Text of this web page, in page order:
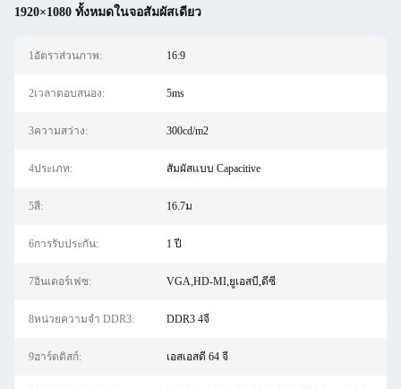
1920×1080 ทั้งหมดในจอสัมผัสเดียว
1อัตราส่วนภาพ: 16:9
2เวลาตอบสนอง: 5ms
3ความสว่าง: 300cd/m2
4ประเภท: สัมผัสแบบ Capacitive
5สี: 16.7ม
6การรับประกัน: 1 ปี
7อินเตอร์เฟซ: VGA,HD-MI,ยูเอสบี,ดีซี
8หน่วยความจำ DDR3: DDR3 4จี
9ฮาร์ดดิสก์: เอสเอสดี 64 จี